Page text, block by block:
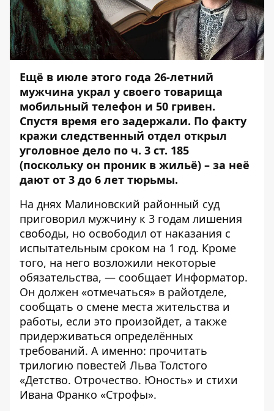
Ещё в июле этого года 26-летний
мужчина украл у своего товарища
мобильный телефон и 50 гривен.
Спустя время его задержали. По факту
кражи следственный отдел открыл
уголовное дело по ч. 3 ст. 185
(поскольку он проник в жильё) – за неё
дают от 3 до 6 лет тюрьмы.
На днях Малиновский районный суд
приговорил мужчину к 3 годам лишения
свободы, но освободил от наказания с
испытательным сроком на 1 год. Кроме
того, на него возложили некоторые
обязательства, — сообщает Информатор.
Он должен «отмечаться» в райотделе,
сообщать о смене места жительства и
работы, если это произойдет, а также
придерживаться определённых
требований. А именно: прочитать
трилогию повестей Льва Толстого
«Детство. Отрочество. Юность» и стихи
Ивана Франко «Строфы».